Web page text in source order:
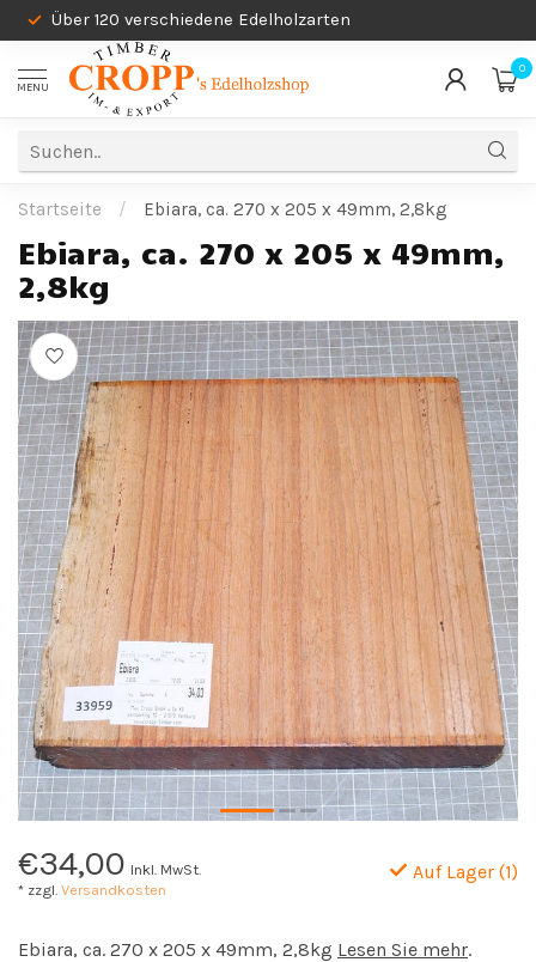
Über 120 verschiedene Edelholzarten
MENU
0
Startseite / Ebiara, ca. 270 x 205 x 49mm, 2,8kg
Ebiara, ca. 270 x 205 x 49mm,
2,8kg
€34,00 Inkl. MwSt.
* zzgl. Versandkosten
Auf Lager (1)
Ebiara, ca. 270 x 205 x 49mm, 2,8kg Lesen Sie mehr.